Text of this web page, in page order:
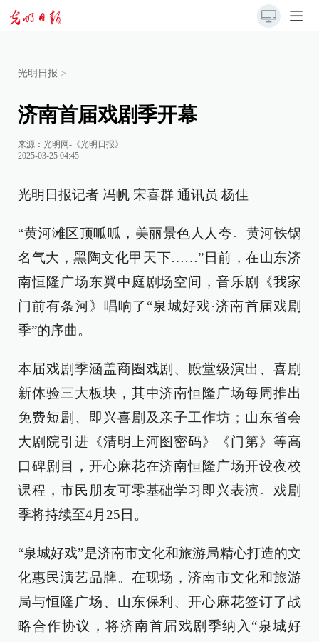
光明日报 >
济南首届戏剧季开幕
来源： 光明网-《光明日报》
2025-03-25 04:45
光明日报记者 冯帆 宋喜群 通讯员 杨佳
“黄河滩区顶呱呱，美丽景色人人夸。黄河铁锅
名气大，黑陶文化甲天下……”日前，在山东济
南恒隆广场东翼中庭剧场空间，音乐剧《我家
门前有条河》唱响了“泉城好戏·济南首届戏剧
季”的序曲。
本届戏剧季涵盖商圈戏剧、殿堂级演出、喜剧
新体验三大板块，其中济南恒隆广场每周推出
免费短剧、即兴喜剧及亲子工作坊；山东省会
大剧院引进《清明上河图密码》《门第》等高
口碑剧目，开心麻花在济南恒隆广场开设夜校
课程，市民朋友可零基础学习即兴表演。戏剧
季将持续至4月25日。
“泉城好戏”是济南市文化和旅游局精心打造的文
化惠民演艺品牌。在现场，济南市文化和旅游
局与恒隆广场、山东保利、开心麻花签订了战
略合作协议，将济南首届戏剧季纳入“泉城好